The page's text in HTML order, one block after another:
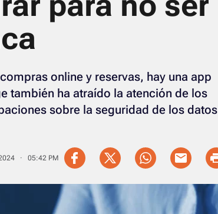
online y reservas, hay una app
también ha atraído la atención de los
sobre la seguridad de los datos
2024 · 05:42 PM